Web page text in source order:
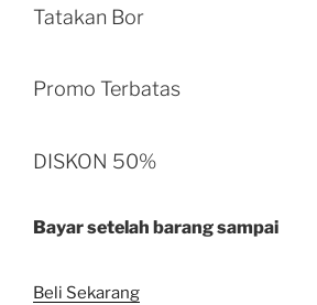
Tatakan Bor
Promo Terbatas
DISKON 50%
Bayar setelah barang sampai
Beli Sekarang